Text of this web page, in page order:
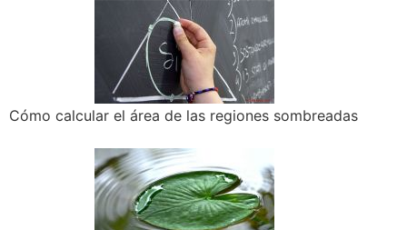
Cómo calcular el área de las regiones sombreadas